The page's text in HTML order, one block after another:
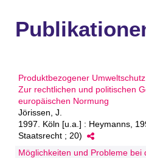
Produktbezogener
Zur rechtlichen und politischen
europäischen Normung
Jörissen, J.
1997. Köln [u.a.] : Heymanns,
Staatsrecht ; 20)
Möglichkeiten und Probleme bei